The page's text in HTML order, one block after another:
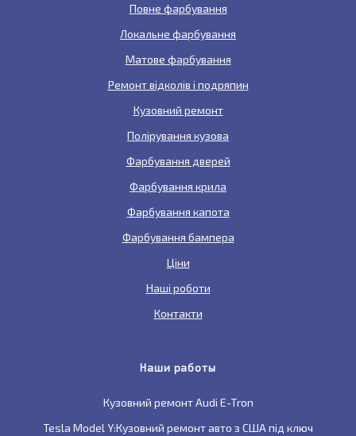
Повне фарбування
Локальне фарбування
Матове фарбування
Ремонт відколів і подряпин
Кузовний ремонт
Полірування кузова
Фарбування дверей
Фарбування крила
Фарбування капота
Фарбування бампера
Ціни
Наші роботи
Контакти
Наши работы
Кузовний ремонт Audi E-Tron
Tesla Model Y:Кузовний ремонт авто з США під ключ